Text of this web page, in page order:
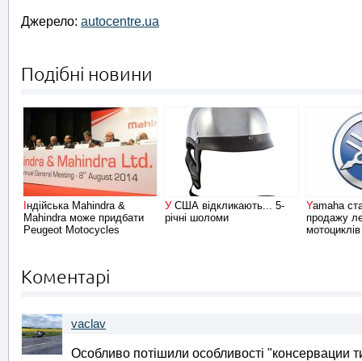
Джерело: autocentre.ua
Подібні новини
Індійська Mahindra &
Mahindra може придбати
Peugeot Motocycles
У США відкликають... 5-
річні шоломи
Yamaha стала лідером з
продажу
мотоциклів
Коментарі
vaclav
Особливо потішили особливості